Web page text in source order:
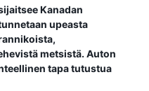
Kanadan
upeasta
metsistä. Auton
tapa tutustua